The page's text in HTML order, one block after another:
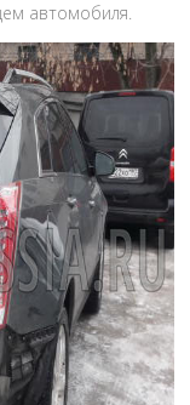
автомобиля.